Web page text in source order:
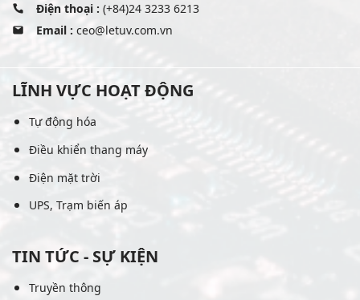
Điện thoại : (+84)24 3233 6213
Email : ceo@letuv.com.vn
LĨNH VỰC HOẠT ĐỘNG
Tự động hóa
Điều khiển thang máy
Điện mặt trời
UPS, Trạm biến áp
TIN TỨC - SỰ KIỆN
Truyền thông